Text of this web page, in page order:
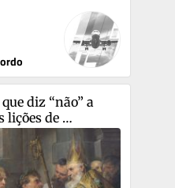
diz “não” a
lições de
de Milão para